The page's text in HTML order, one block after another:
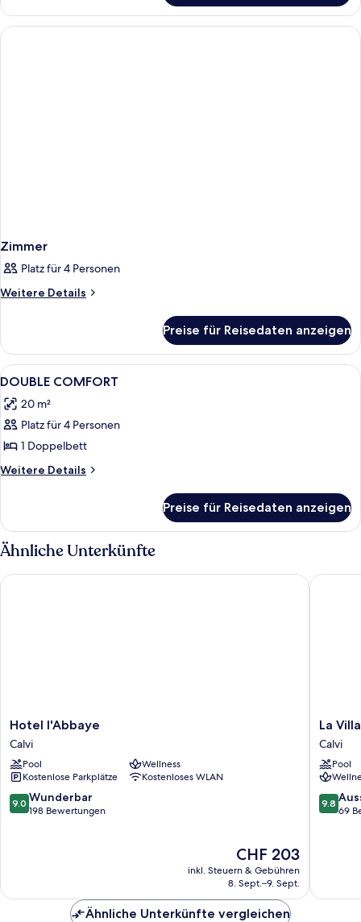
Zimmer
Platz für 4 Personen
Weitere Details
Weitere
Preise für Reisedaten anzeigen
Alle
Fotos
für
DOUBLE
COMFORT
anzeigen
Hochwertige Bettwaren, Minibar,
1
DOUBLE COMFORT
20 m²
Platz für 4 Personen
1 Doppelbett
Weitere Details
Weitere
COMFORT
Preise für Reisedaten anzeigen
Ähnliche Unterkünfte
Hotel
l'Abbaye
Calvi
Hotel l'Abbaye
Calvi
Pool
Wellness
Kostenlose Parkplätze
Kostenloses WLAN
9.0
von
9.0 Wunderbar
198 Bewertungen
Der
Preis
beträgt
CHF 203
inkl. Steuern & Gebühren
8. Sept.–9. Sept.
Hotel l'Abbaye
La
Villa
Calvi
Calvi
La
Calvi
Pool
9.8
von
9.8
69
La Villa
Ähnliche Unterkünfte vergleichen